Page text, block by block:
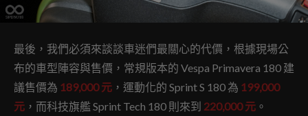
最後，我們必須來談談車迷們最關心的代價，根據現場公
布的車型陣容與售價，常規版本的 Vespa Primavera 180 建
議售價為 189,000 元 ，運動化的 Sprint S 180 為 199,000
元 ，而科技旗艦 Sprint Tech 180 則來到 220,000 元 。